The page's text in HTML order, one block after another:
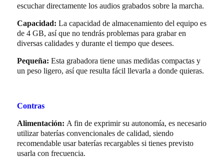
escuchar directamente los audios grabados sobre la marcha.
Capacidad: La capacidad de almacenamiento del equipo es
de 4 GB, así que no tendrás problemas para grabar en
diversas calidades y durante el tiempo que desees.
Pequeña: Esta grabadora tiene unas medidas compactas y
un peso ligero, así que resulta fácil llevarla a donde quieras.
Contras
Alimentación: A fin de exprimir su autonomía, es necesario
utilizar baterías convencionales de calidad, siendo
recomendable usar baterías recargables si tienes previsto
usarla con frecuencia.